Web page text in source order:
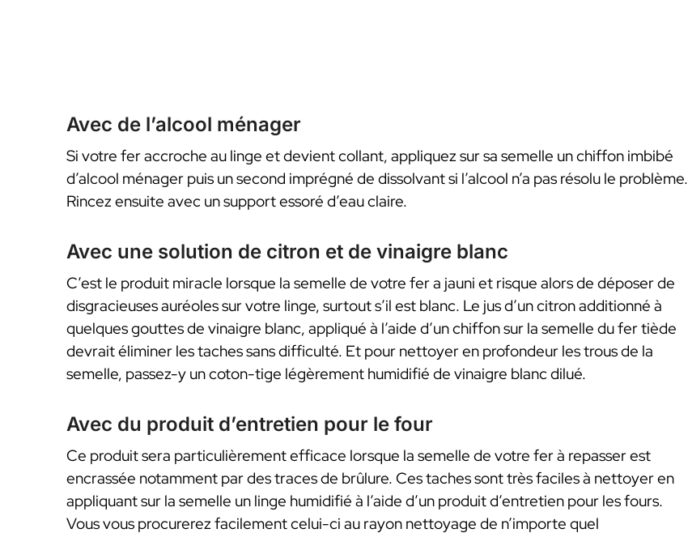
Avec de l’alcool ménager
Si votre fer accroche au linge et devient collant, appliquez sur sa semelle un chiffon imbibé
d’alcool ménager puis un second imprégné de dissolvant si l’alcool n’a pas résolu le problème.
Rincez ensuite avec un support essoré d’eau claire.
Avec une solution de citron et de vinaigre blanc
C’est le produit miracle lorsque la semelle de votre fer a jauni et risque alors de déposer de
disgracieuses auréoles sur votre linge, surtout s’il est blanc. Le jus d’un citron additionné à
quelques gouttes de vinaigre blanc, appliqué à l’aide d’un chiffon sur la semelle du fer tiède
devrait éliminer les taches sans difficulté. Et pour nettoyer en profondeur les trous de la
semelle, passez-y un coton-tige légèrement humidifié de vinaigre blanc dilué.
Avec du produit d’entretien pour le four
Ce produit sera particulièrement efficace lorsque la semelle de votre fer à repasser est
encrassée notamment par des traces de brûlure. Ces taches sont très faciles à nettoyer en
appliquant sur la semelle un linge humidifié à l’aide d’un produit d’entretien pour les fours.
Vous vous procurerez facilement celui-ci au rayon nettoyage de n’importe quel